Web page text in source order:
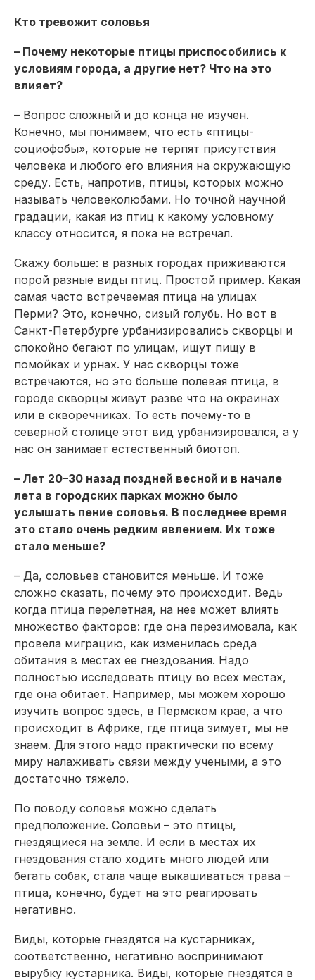
Кто тревожит соловья
– Почему некоторые птицы приспособились к
условиям города, а другие нет? Что на это
влияет?
– Вопрос сложный и до конца не изучен.
Конечно, мы понимаем, что есть «птицы-
социофобы», которые не терпят присутствия
человека и любого его влияния на окружающую
среду. Есть, напротив, птицы, которых можно
называть человеколюбами. Но точной научной
градации, какая из птиц к какому условному
классу относится, я пока не встречал.
Скажу больше: в разных городах приживаются
порой разные виды птиц. Простой пример. Какая
самая часто встречаемая птица на улицах
Перми? Это, конечно, сизый голубь. Но вот в
Санкт-Петербурге урбанизировались скворцы и
спокойно бегают по улицам, ищут пищу в
помойках и урнах. У нас скворцы тоже
встречаются, но это больше полевая птица, в
городе скворцы живут разве что на окраинах
или в скворечниках. То есть почему-то в
северной столице этот вид урбанизировался, а у
нас он занимает естественный биотоп.
– Лет 20–30 назад поздней весной и в начале
лета в городских парках можно было
услышать пение соловья. В последнее время
это стало очень редким явлением. Их тоже
стало меньше?
– Да, соловьев становится меньше. И тоже
сложно сказать, почему это происходит. Ведь
когда птица перелетная, на нее может влиять
множество факторов: где она перезимовала, как
провела миграцию, как изменилась среда
обитания в местах ее гнездования. Надо
полностью исследовать птицу во всех местах,
где она обитает. Например, мы можем хорошо
изучить вопрос здесь, в Пермском крае, а что
происходит в Африке, где птица зимует, мы не
знаем. Для этого надо практически по всему
миру налаживать связи между учеными, а это
достаточно тяжело.
По поводу соловья можно сделать
предположение. Соловьи – это птицы,
гнездящие­ся на земле. И если в местах их
гнездования стало ходить много людей или
бегать собак, стала чаще выкашиваться трава –
птица, конечно, будет на это реагировать
негативно.
Виды, которые гнездятся на кустарниках,
соответственно, негативно воспринимают
вырубку кустарника. Виды, которые гнездятся в